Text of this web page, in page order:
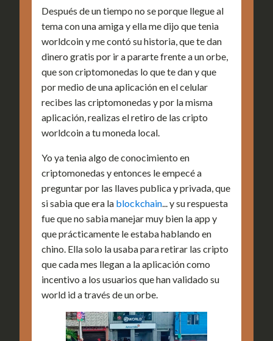
Después de un tiempo no se porque llegue al
tema con una amiga y ella me dijo que tenia
worldcoin y me contó su historia, que te dan
dinero gratis por ir a pararte frente a un orbe,
que son criptomonedas lo que te dan y que
por medio de una aplicación en el celular
recibes las criptomonedas y por la misma
aplicación, realizas el retiro de las cripto
worldcoin a tu moneda local.
Yo ya tenia algo de conocimiento en
criptomonedas y entonces le empecé a
preguntar por las llaves publica y privada, que
si sabia que era la blockchain... y su respuesta
fue que no sabia manejar muy bien la app y
que prácticamente le estaba hablando en
chino. Ella solo la usaba para retirar las cripto
que cada mes llegan a la aplicación como
incentivo a los usuarios que han validado su
world id a través de un orbe.